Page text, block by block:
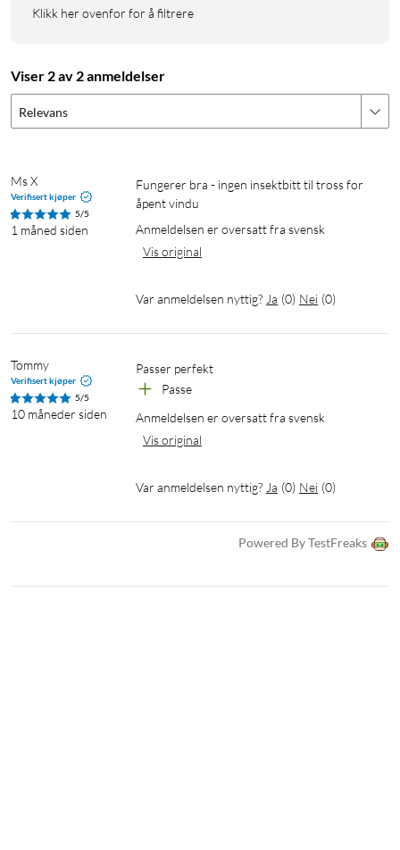
Klikk her ovenfor for å filtrere
Viser 2 av 2 anmeldelser
Relevans
Ms X
Verifisert kjøper
5/5
1 måned siden
Fungerer bra - ingen insektbitt til tross for
åpent vindu
Anmeldelsen er oversatt fra svensk
Vis original
Var anmeldelsen nyttig? Ja (0) Nei (0)
Tommy
Verifisert kjøper
5/5
10 måneder siden
Passer perfekt
Passe
Anmeldelsen er oversatt fra svensk
Vis original
Var anmeldelsen nyttig? Ja (0) Nei (0)
Powered By TestFreaks